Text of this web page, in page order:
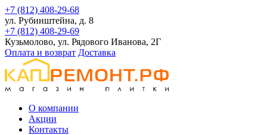
+7 (812) 408-29-68
ул. Рубинштейна, д. 8
+7 (812) 408-29-69
Кузьмолово, ул. Рядового Иванова, 2Г
Оплата и возврат Доставка
О компании
Акции
Контакты